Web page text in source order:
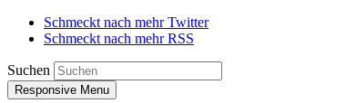
Schmeckt nach mehr Twitter
Schmeckt nach mehr RSS
Suchen
Responsive Menu